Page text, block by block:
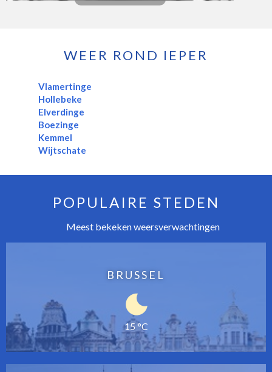
WEER ROND IEPER
Vlamertinge
Hollebeke
Elverdinge
Boezinge
Kemmel
Wijtschate
POPULAIRE STEDEN
Meest bekeken weersverwachtingen
BRUSSEL
15 °C